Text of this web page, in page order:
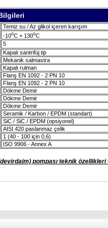
Temiz su / Az glikol içeren karışım
-10oC + 130oC
5
Kapalı santrifüj tip
Mekanik salmastra
Kapalı rulman
Flanş EN 1092 - 2 PN 10
Flanş EN 1092 - 2 PN 10
Dökme Demir
Dökme Demir
Dökme Demir
Seramik / Karbon / EPDM (standart)
SiC / SiC / EPDM (opsiyonel)
AISI 420 paslanmaz çelik
1 (40 - 100 için 0,6)
ISO 9906 - Annex A
pompası teknik özellikleri